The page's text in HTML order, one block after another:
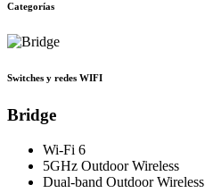
Categorías
Switches y redes WIFI
Bridge
Wi-Fi 6
5GHz Outdoor Wireless
Dual-band Outdoor Wireless